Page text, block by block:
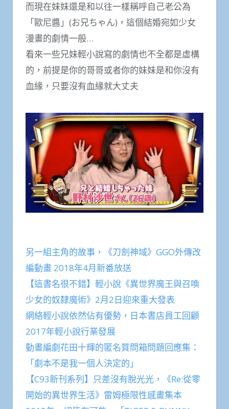
而現在妹妹還是和以往一樣稱呼自己老公為
「歐尼醬」(お兄ちゃん)，這個結婚宛如少女
漫畫的劇情一般…
看來一些兄妹輕小說寫的劇情也不全都是虛構
的，前提是你的哥哥或者你的妹妹是和你沒有
血緣，只要沒有血緣就大丈夫
另一組主角的故事，《刀劍神域》GGO外傳改
編動畫 2018年4月新番放送
【這書名很不錯】輕小說《異世界魔王與召喚
少女的奴隸魔術》2月2日迎來重大發表
網絡輕小說依然佔有優勢，日本書店員工回顧
2017年輕小說行業發展
動畫編劇花田十輝的匿名質問箱問題回應集：
「劇本不是我一個人決定的」
【C93新刊系列】只差沒有脫光光，《Re:從零
開始的異世界生活》雷姆極限性感畫集本